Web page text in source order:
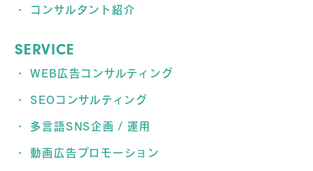
コンサルタント紹介
SERVICE
WEB広告コンサルティング
SEOコンサルティング
多言語SNS企画 / 運用
動画広告プロモーション